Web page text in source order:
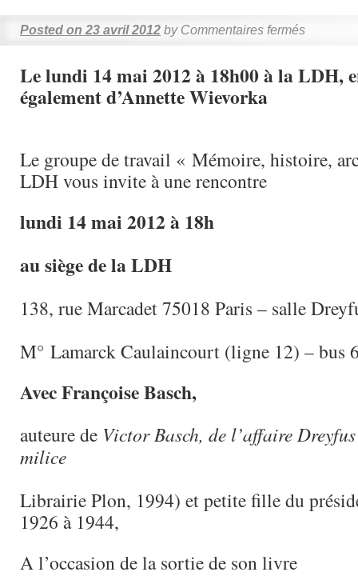
Posted on 23 avril 2012 by Commentaires fermés
Le lundi 14 mai 2012 à 18h00 à la LDH,
également d’Annette Wievorka
Le groupe de travail « Mémoire, histoire,
LDH vous invite à une rencontre
lundi 14 mai 2012 à 18h
au siège de la LDH
138, rue Marcadet 75018 Paris – salle
M° Lamarck Caulaincourt (ligne 12) – bus
Avec Françoise Basch,
auteure de Victor Basch, de l’affaire
milice
Librairie Plon, 1994) et petite fille du
1926 à 1944,
A l’occasion de la sortie de son livre